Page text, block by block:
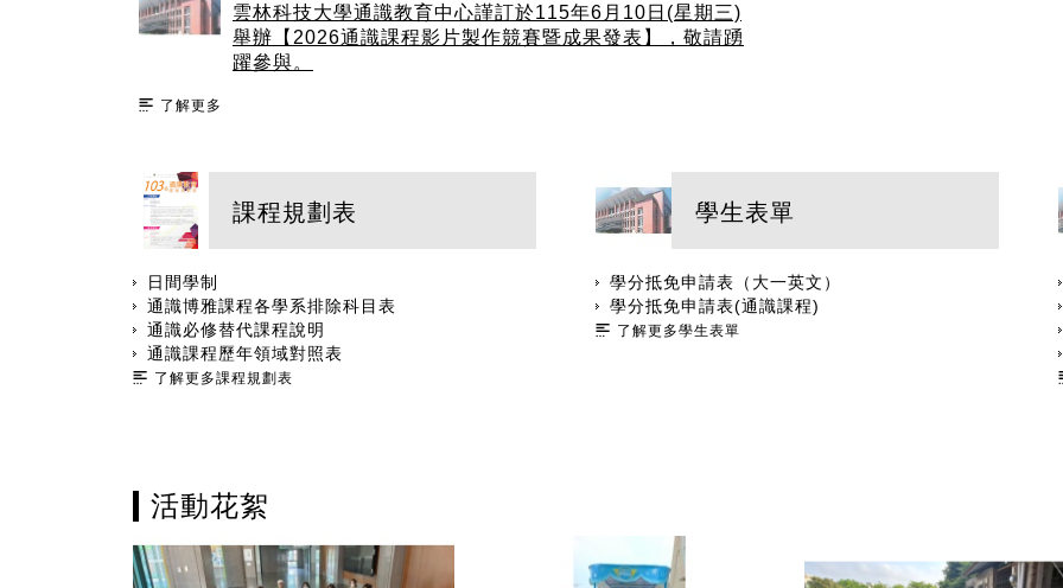
雲林科技大學通識教育中心謹訂於115年6月10日(星期三)
舉辦【2026通識課程影片製作競賽暨成果發表】，敬請踴
躍參與。
了解更多
課程規劃表
日間學制
通識博雅課程各學系排除科目表
通識必修替代課程說明
通識課程歷年領域對照表
了解更多課程規劃表
學生表單
學分抵免申請表（大一英文）
學分抵免申請表(通識課程)
了解更多學生表單
活動花絮